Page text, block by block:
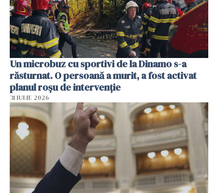
Un microbuz cu sportivi de la Dinamo s-a
răsturnat. O persoană a murit, a fost activat
planul roșu de intervenție
31 IULIE 2026